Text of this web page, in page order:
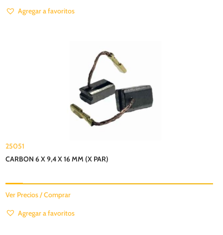
Agregar a favoritos
25051
CARBON 6 X 9,4 X 16 MM (X PAR)
Ver Precios / Comprar
Agregar a favoritos